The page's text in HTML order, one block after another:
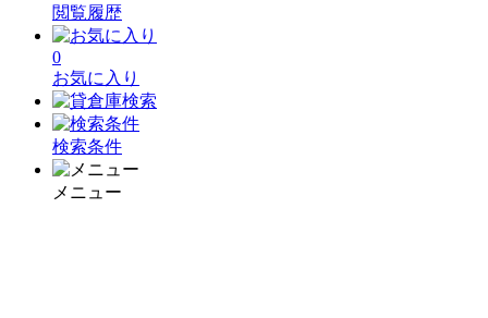
閲覧履歴
0
お気に入り
検索条件
メニュー